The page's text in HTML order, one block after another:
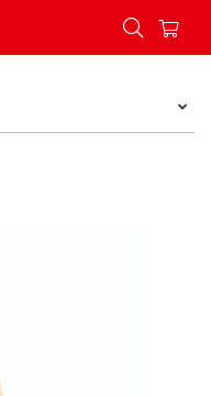
g - Konzum